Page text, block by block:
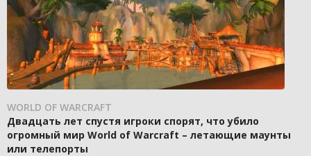
WORLD OF WARCRAFT
Двадцать лет спустя игроки спорят, что убило
огромный мир World of Warcraft – летающие маунты
или телепорты